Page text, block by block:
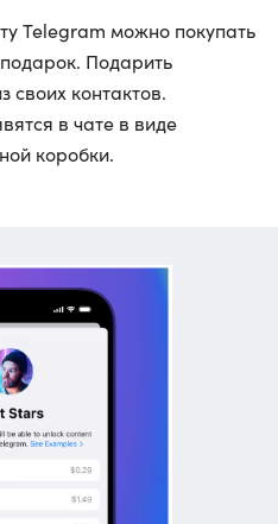
Telegram можно покупать
Подарить
своих контактов.
в чате в виде
коробки.